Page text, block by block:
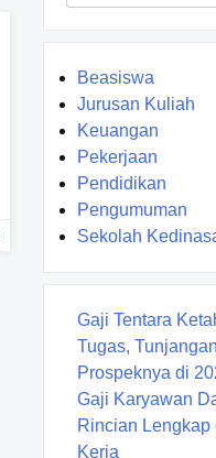
Beasiswa
Jurusan Kuliah
Keuangan
Pekerjaan
Pendidikan
Pengumuman
Sekolah
Gaji Tentara
Tugas,
Prospeknya di
Gaji Karyawan
Rincian Lengkap
Kerja